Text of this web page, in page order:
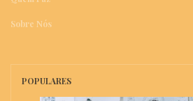
Sobre Nós
POPULARES